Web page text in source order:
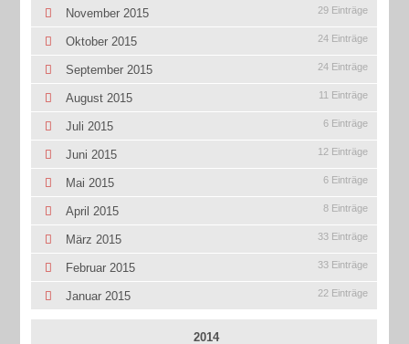
November 2015 29 Einträge
Oktober 2015 24 Einträge
September 2015 24 Einträge
August 2015 11 Einträge
Juli 2015 6 Einträge
Juni 2015 12 Einträge
Mai 2015 6 Einträge
April 2015 8 Einträge
März 2015 33 Einträge
Februar 2015 33 Einträge
Januar 2015 22 Einträge
2014